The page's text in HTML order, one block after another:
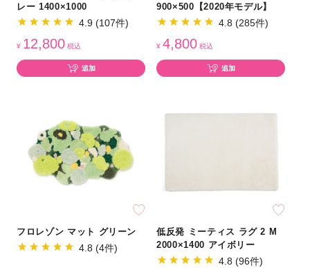
レー 1400×1000
4.9 (107件)
¥ 12,800 税込
追加
900×500【2020年モデル】
4.8 (285件)
¥ 4,800 税込
追加
フロレゾン マット グリーン
4.8 (4件)
低反発 ミーティス ラグ 2 M
2000×1400 アイボリー
4.8 (96件)